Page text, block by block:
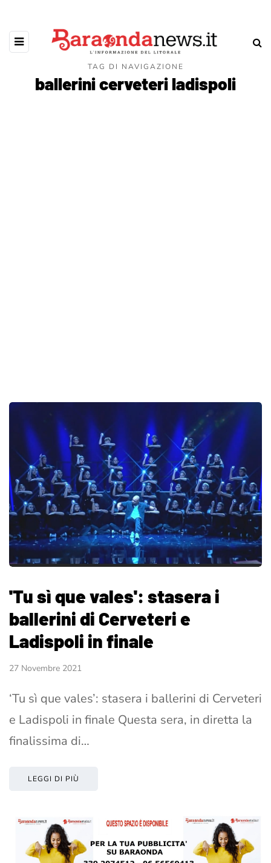
TAG DI NAVIGAZIONE
ballerini cerveteri ladispoli
'Tu sì que vales': stasera i
ballerini di Cerveteri e
Ladispoli in finale
27 Novembre 2021
‘Tu sì que vales’: stasera i ballerini di Cerveteri
e Ladispoli in finale Questa sera, in diretta la
finalissima di…
LEGGI DI PIÙ